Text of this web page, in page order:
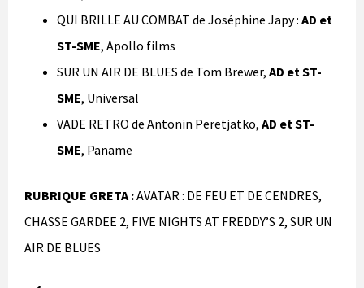
QUI BRILLE AU COMBAT de Joséphine Japy : AD et
ST-SME, Apollo films
SUR UN AIR DE BLUES de Tom Brewer, AD et ST-
SME, Universal
VADE RETRO de Antonin Peretjatko, AD et ST-
SME, Paname
RUBRIQUE GRETA :AVATAR : DE FEU ET DE CENDRES,
CHASSE GARDEE 2, FIVE NIGHTS AT FREDDY’S 2, SUR UN
AIR DE BLUES